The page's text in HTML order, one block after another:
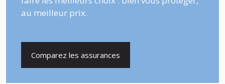
au meilleur prix.
Comparez les assurances